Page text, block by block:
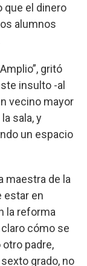
que el dinero
alumnos
gritó
insulto -al
vecino mayor
sala, y
un espacio
maestra de la
estar en
la reforma
claro cómo se
padre,
grado, no